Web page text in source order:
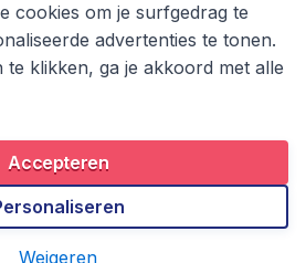
Privacybeleid
© 2026
cookies om je surfgedrag te
advertenties te tonen.
klikken, ga je akkoord met alle
Accepteren
Weigeren